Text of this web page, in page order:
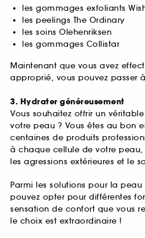
les gommages exfoliants
les peelings The Ordinary
les soins Olehenriksen
les gommages Collistar
Maintenant que vous avez
approprié, vous pouvez passer
3. Hydrater généreusement
Vous souhaitez offrir un
votre peau ? Vous êtes au bon
centaines de produits
à chaque cellule de votre
les agressions extérieures et le
Parmi les solutions pour la
pouvez opter pour différentes
sensation de confort que vous
le choix est extraordinaire !